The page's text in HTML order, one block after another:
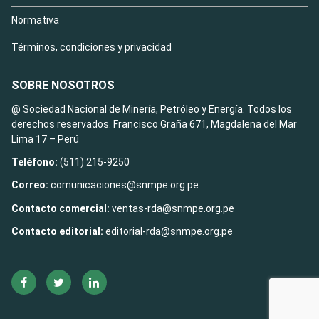
Normativa
Términos, condiciones y privacidad
SOBRE NOSOTROS
@ Sociedad Nacional de Minería, Petróleo y Energía. Todos los
derechos reservados. Francisco Graña 671, Magdalena del Mar
Lima 17 – Perú
Teléfono: (511) 215-9250
Correo: comunicaciones@snmpe.org.pe
Contacto comercial: ventas-rda@snmpe.org.pe
Contacto editorial: editorial-rda@snmpe.org.pe